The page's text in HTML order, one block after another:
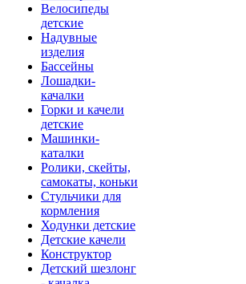
Велосипеды
детские
Надувные
изделия
Бассейны
Лошадки-
качалки
Горки и качели
детские
Машинки-
каталки
Ролики, скейты,
самокаты, коньки
Стульчики для
кормления
Ходунки детские
Детские качели
Конструктор
Детский шезлонг